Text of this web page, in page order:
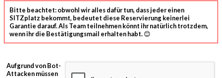
Bitte beachtet: obwohl wir alles dafür tun, dass jeder einen
SITZplatz bekommt, bedeutet diese Reservierung keinerlei
Garantie darauf. Als Team teilnehmen könnt ihr natürlich trotzdem,
wenn ihr die Bestätigungsmail erhalten habt. 😊
Aufgrund von Bot-
Attacken müssen